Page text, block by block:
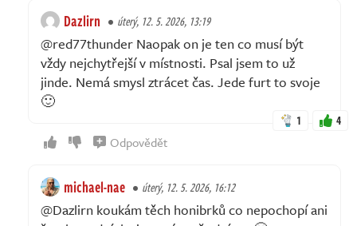
Dazlirn úterý, 12. 5. 2026, 13:19
@red77thunder Naopak on je ten co musí být
vždy nejchytřejší v místnosti. Psal jsem to už
jinde. Nemá smysl ztrácet čas. Jede furt to svoje
🙂
1 4
Odpovědět
michael-nae úterý, 12. 5. 2026, 16:12
@Dazlirn koukám těch honibrků co nepochopí ani